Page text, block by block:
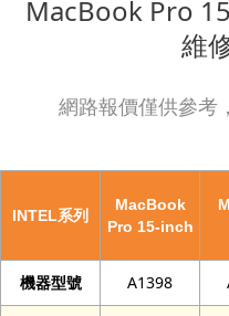
MacBook Pro
維
網路報價僅供參考
INTEL系列
MacBook
Pro 15-inch
機器型號 A1398